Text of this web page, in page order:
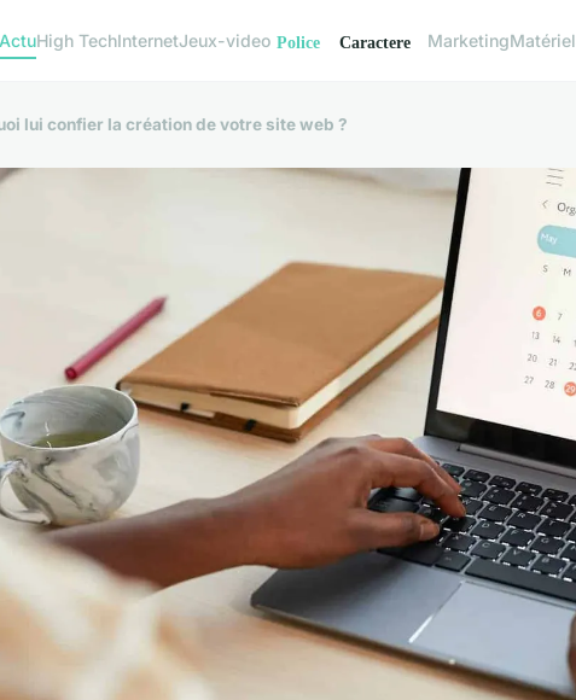
ActuHigh TechInternetJeux-video MarketingMatériel
lui confier la création de votre site web ?